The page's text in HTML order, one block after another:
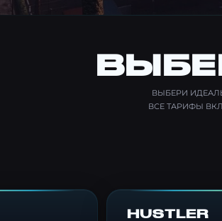
ВЫБЕРИ
ВСЕ ТАРИФЫ
HUSTLER